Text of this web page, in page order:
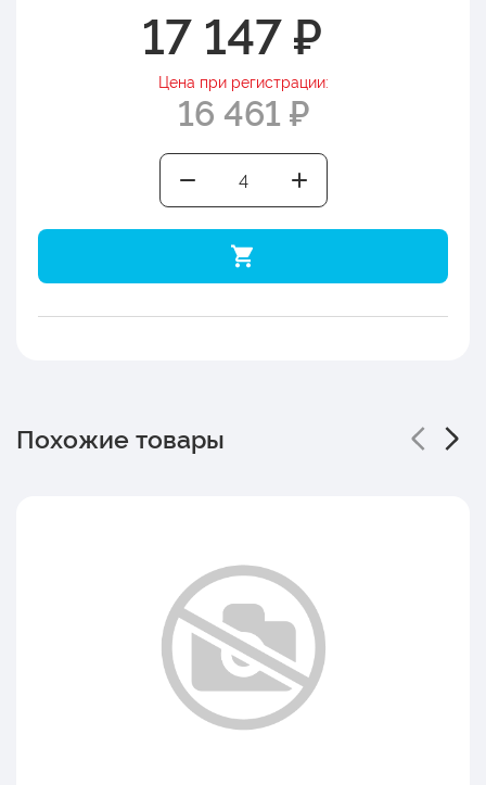
17 147 ₽
Цена при регистрации:
16 461 ₽
Похожие товары